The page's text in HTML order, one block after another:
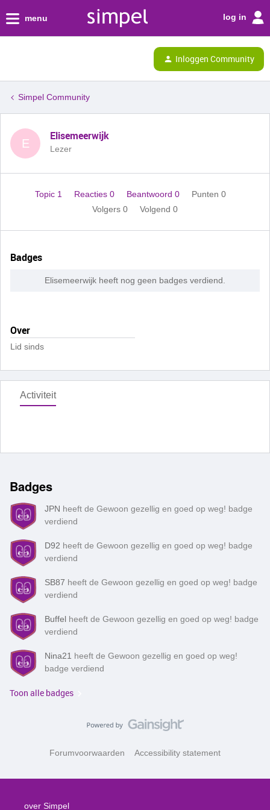
menu log in
Inloggen Community
Simpel Community
E
Elisemeerwijk
Lezer
Topic 1 Reacties 0 Beantwoord 0
Punten 0
Volgers 0 Volgend 0
Badges
Elisemeerwijk heeft nog geen badges verdiend.
Over
Lid sinds
Activiteit
Badges
JPN heeft de Gewoon gezellig en goed op weg! badge
verdiend
D92 heeft de Gewoon gezellig en goed op weg! badge
verdiend
SB87 heeft de Gewoon gezellig en goed op weg! badge
verdiend
Buffel heeft de Gewoon gezellig en goed op weg! badge
verdiend
Nina21 heeft de Gewoon gezellig en goed op weg!
badge verdiend
Toon alle badges
Forumvoorwaarden Accessibility statement
over Simpel